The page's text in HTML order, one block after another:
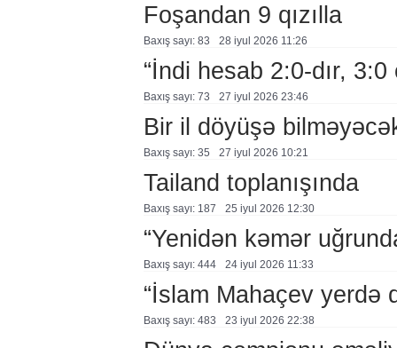
Foşandan 9 qızılla
Baxış sayı: 83 28 i̇yul 2026 11:26
“İndi hesab 2:0-dır, 3:0
Baxış sayı: 73 27 i̇yul 2026 23:46
Bir il döyüşə
Baxış sayı: 35 27 i̇yul 2026 10:21
Tailand toplanışında
Baxış sayı: 187 25 i̇yul 2026 12:30
“Yenidən kəmər
Baxış sayı: 444 24 i̇yul 2026 11:33
“İslam Mahaçev yerdə
Baxış sayı: 483 23 i̇yul 2026 22:38